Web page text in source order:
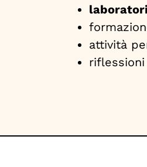
attività
riflessioni